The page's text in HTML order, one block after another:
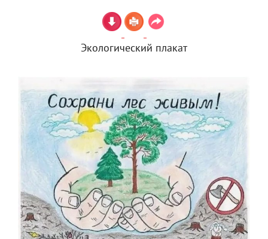
Экологический плакат